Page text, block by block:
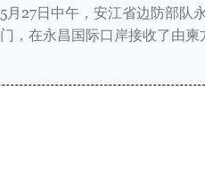
5月27日中午，安江省边防部队
门，在永昌国际口岸接收了由柬